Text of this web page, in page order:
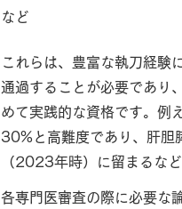
など
これらは、豊富な執刀経験
通過することが必要であり
めて実践的な資格です。例
30%と高難度であり、肝胆
（2023年時）に留まるな
各専門医審査の際に必要な